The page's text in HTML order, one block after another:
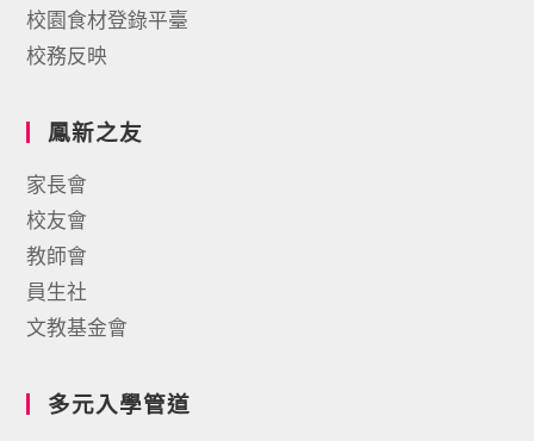
校園食材登錄平臺
校務反映
鳳新之友
家長會
校友會
教師會
員生社
文教基金會
多元入學管道